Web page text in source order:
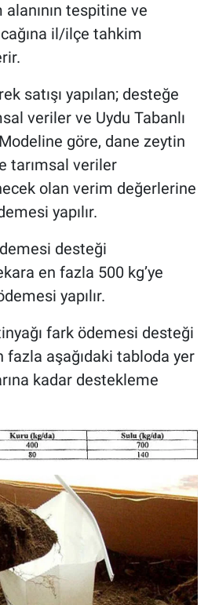
tespitine ve
il/ilçe tahkim
satışı yapılan; desteğe
veriler ve Uydu Tabanlı
göre, dane zeytin
tarımsal veriler
olan verim değerlerine
yapılır.
desteği
en fazla 500 kg’ye
yapılır.
fark ödemesi desteği
fazla aşağıdaki tabloda yer
kadar destekleme